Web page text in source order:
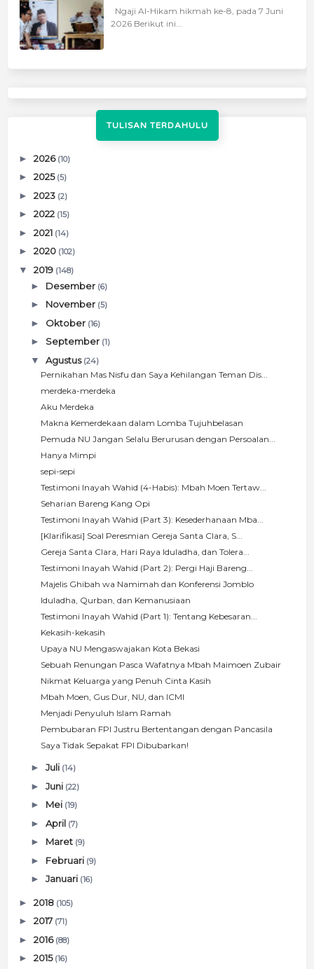
Ngaji Al-Hikam hikmah ke-8, pada 7 Juni
2026 Berikut ini...
TULISAN TERDAHULU
► 2026 (10)
► 2025 (5)
► 2023 (2)
► 2022 (15)
► 2021 (14)
► 2020 (102)
▼ 2019 (148)
► Desember (6)
► November (5)
► Oktober (16)
► September (1)
▼ Agustus (24)
Pernikahan Mas Nisfu dan Saya Kehilangan Teman Dis...
merdeka-merdeka
Aku Merdeka
Makna Kemerdekaan dalam Lomba Tujuhbelasan
Pemuda NU Jangan Selalu Berurusan dengan Persoalan...
Hanya Mimpi
sepi-sepi
Testimoni Inayah Wahid (4-Habis): Mbah Moen Tertaw...
Seharian Bareng Kang Opi
Testimoni Inayah Wahid (Part 3): Kesederhanaan Mba...
[Klarifikasi] Soal Peresmian Gereja Santa Clara, S...
Gereja Santa Clara, Hari Raya Iduladha, dan Tolera...
Testimoni Inayah Wahid (Part 2): Pergi Haji Bareng...
Majelis Ghibah wa Namimah dan Konferensi Jomblo
Iduladha, Qurban, dan Kemanusiaan
Testimoni Inayah Wahid (Part 1): Tentang Kebesaran...
Kekasih-kekasih
Upaya NU Mengaswajakan Kota Bekasi
Sebuah Renungan Pasca Wafatnya Mbah Maimoen Zubair
Nikmat Keluarga yang Penuh Cinta Kasih
Mbah Moen, Gus Dur, NU, dan ICMI
Menjadi Penyuluh Islam Ramah
Pembubaran FPI Justru Bertentangan dengan Pancasila
Saya Tidak Sepakat FPI Dibubarkan!
► Juli (14)
► Juni (22)
► Mei (19)
► April (7)
► Maret (9)
► Februari (9)
► Januari (16)
► 2018 (105)
► 2017 (71)
► 2016 (88)
► 2015 (16)